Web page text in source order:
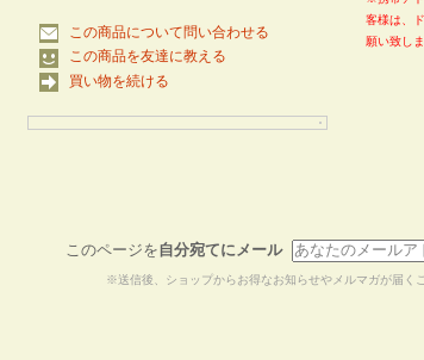
この商品について問い合わせる
この商品を友達に教える
買い物を続ける
客様は、
願い致しま
このページを自分宛てにメール
※送信後、ショップからお得なお知らせやメルマガが届く